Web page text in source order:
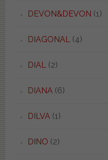
DEVON&DEVON (1)
DIAGONAL (4)
DIAL (2)
DIANA (6)
DILVA (1)
DINO (2)